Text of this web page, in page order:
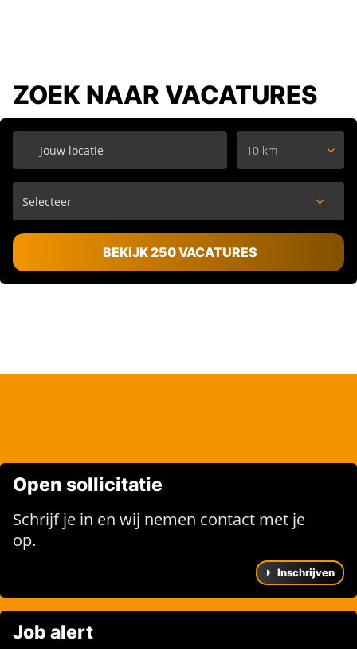
ZOEK NAAR VACATURES
10 km
BEKIJK 250 VACATURES
Open sollicitatie
Schrijf je in en wij nemen contact met je
op.
Inschrijven
Job alert